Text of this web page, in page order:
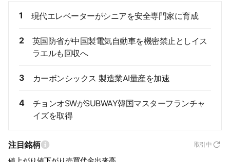
1 現代エレベーターがシニアを安全専門家に育成
2
英国防省が中国製電気自動車を機密禁止としイス
ラエルも回収へ
3 カーボンシックス 製造業AI量産を加速
4
チョンオSWがSUBWAY韓国マスターフランチャ
イズを取得
注目銘柄 取引中
値上がり値下がり売買代金出来高